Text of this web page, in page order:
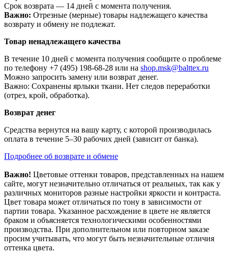
Срок возврата — 14 дней с момента получения.
Важно: Отрезные (мерные) товары надлежащего качества
возврату и обмену не подлежат.
Товар ненадлежащего качества
В течение 10 дней с момента получения сообщите о проблеме
по телефону +7 (495) 198-68-28 или на shop.msk@balttex.ru
Можно запросить замену или возврат денег.
Важно: Сохранены ярлыки ткани. Нет следов переработки
(отрез, крой, обработка).
Возврат денег
Средства вернутся на вашу карту, с которой производилась
оплата в течение 5–30 рабочих дней (зависит от банка).
Подробнее об возврате и обмене
Важно! Цветовые оттенки товаров, представленных на нашем
сайте, могут незначительно отличаться от реальных, так как у
различных мониторов разные настройки яркости и контраста.
Цвет товара может отличаться по тону в зависимости от
партии товара. Указанное расхождение в цвете не является
браком и объясняется технологическими особенностями
производства. При дополнительном или повторном заказе
просим учитывать, что могут быть незначительные отличия
оттенка цвета.